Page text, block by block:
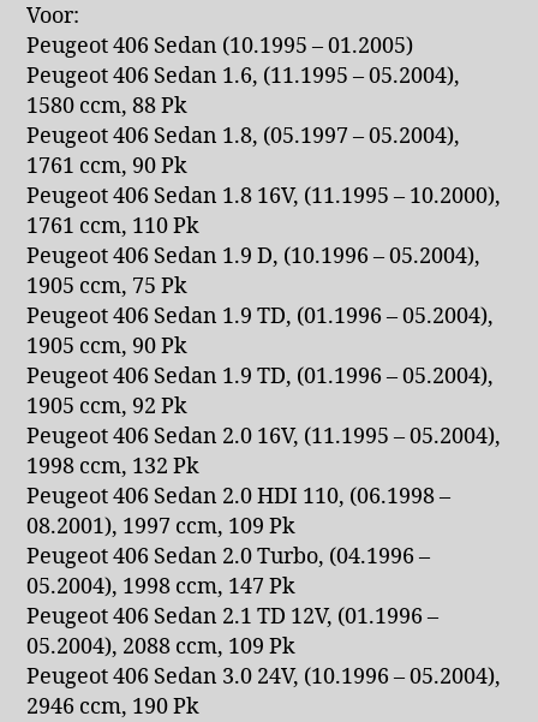
Voor:
Peugeot 406 Sedan (10.1995 – 01.2005)
Peugeot 406 Sedan 1.6, (11.1995 – 05.2004),
1580 ccm, 88 Pk
Peugeot 406 Sedan 1.8, (05.1997 – 05.2004),
1761 ccm, 90 Pk
Peugeot 406 Sedan 1.8 16V, (11.1995 – 10.2000),
1761 ccm, 110 Pk
Peugeot 406 Sedan 1.9 D, (10.1996 – 05.2004),
1905 ccm, 75 Pk
Peugeot 406 Sedan 1.9 TD, (01.1996 – 05.2004),
1905 ccm, 90 Pk
Peugeot 406 Sedan 1.9 TD, (01.1996 – 05.2004),
1905 ccm, 92 Pk
Peugeot 406 Sedan 2.0 16V, (11.1995 – 05.2004),
1998 ccm, 132 Pk
Peugeot 406 Sedan 2.0 HDI 110, (06.1998 –
08.2001), 1997 ccm, 109 Pk
Peugeot 406 Sedan 2.0 Turbo, (04.1996 –
05.2004), 1998 ccm, 147 Pk
Peugeot 406 Sedan 2.1 TD 12V, (01.1996 –
05.2004), 2088 ccm, 109 Pk
Peugeot 406 Sedan 3.0 24V, (10.1996 – 05.2004),
2946 ccm, 190 Pk